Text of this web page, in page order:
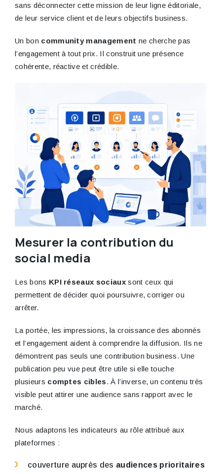
sans déconnecter cette mission de leur ligne éditoriale,
de leur service client et de leurs objectifs business.
Un bon community management ne cherche pas
l’engagement à tout prix. Il construit une présence
cohérente, réactive et crédible.
Mesurer la contribution du
social media
Les bons KPI réseaux sociauxsont ceux qui
permettent de décider quoi poursuivre, corriger ou
arrêter.
La portée, les impressions, la croissance des abonnés
et l’engagement aident à comprendre la diffusion. Ils ne
démontrent pas seuls une contribution business. Une
publication peu vue peut être utile si elle touche
plusieurs comptes cibles. À l’inverse, un contenu très
visible peut attirer une audience sans rapport avec le
marché.
Nous adaptons les indicateurs au rôle attribué aux
plateformes :
couverture auprès des audiences prioritaires